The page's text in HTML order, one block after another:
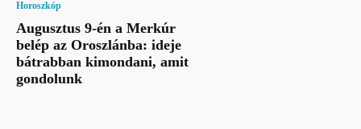
Horoszkóp
Augusztus 9-én a Merkúr
belép az Oroszlánba: ideje
bátrabban kimondani, amit
gondolunk